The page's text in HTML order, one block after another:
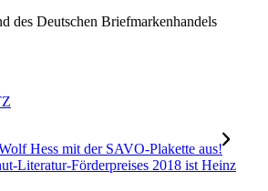
des Deutschen Briefmarkenhandels
Hess mit der SAVO-Plakette aus!
Literatur-Förderpreises 2018 ist Heinz